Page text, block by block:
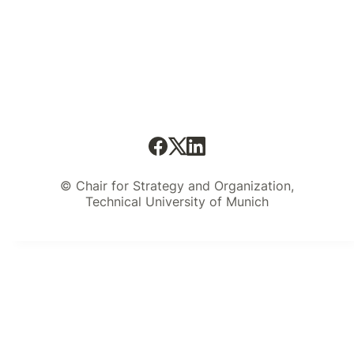
© Chair for Strategy and Organization,
Technical University of Munich